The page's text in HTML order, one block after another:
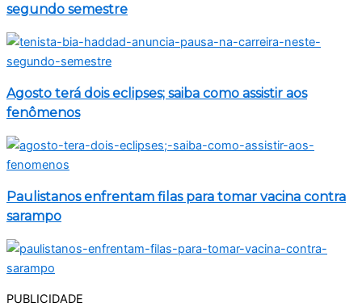
segundo semestre
Agosto terá dois eclipses; saiba como assistir aos
fenômenos
Paulistanos enfrentam filas para tomar vacina contra
sarampo
PUBLICIDADE